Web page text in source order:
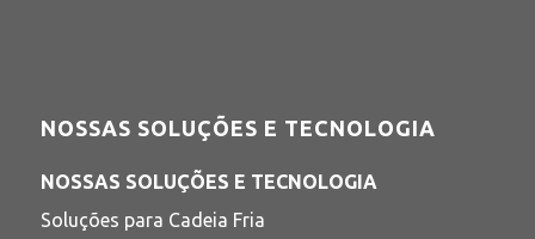
NOSSAS SOLUÇÕES E TECNOLOGIA
NOSSAS SOLUÇÕES E TECNOLOGIA
Soluções para Cadeia Fria